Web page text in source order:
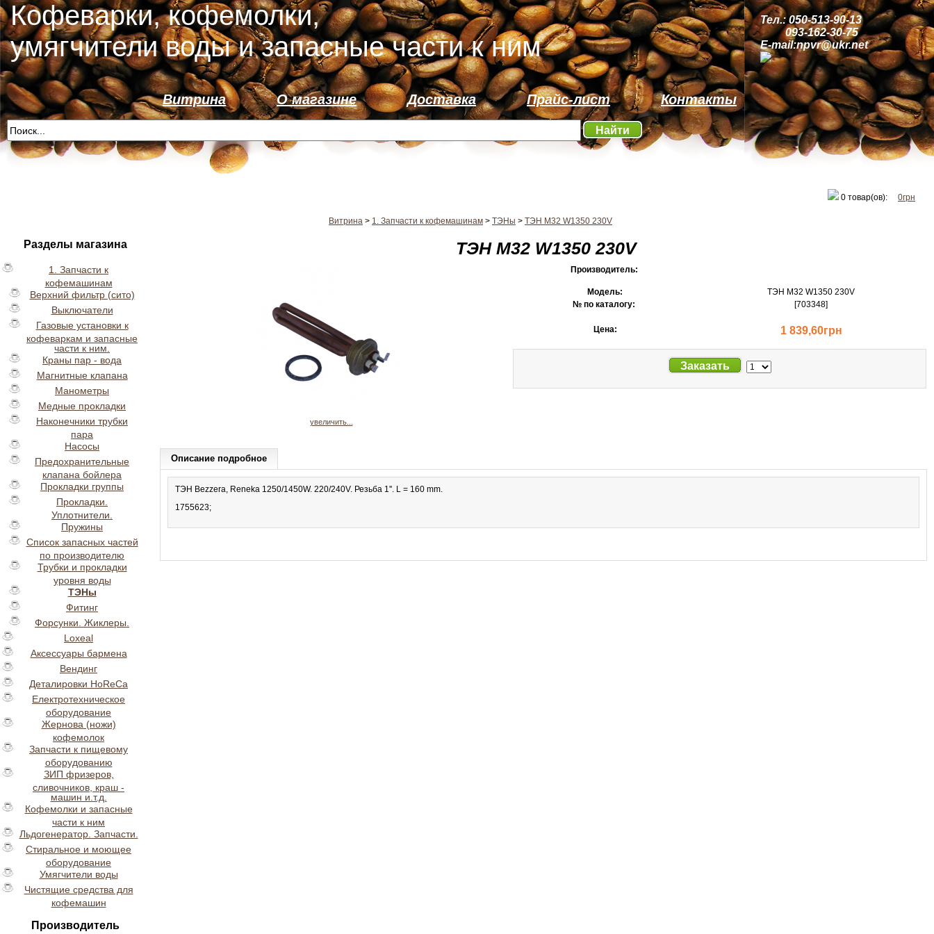
Кофеварки, кофемолки,
умягчители воды и запасные части к ним
Тел.: 050-513-90-13
093-162-30-75
E-mail:npvr@ukr.net
Витрина О магазине Доставка Прайс-лист Контакты
Найти
0 товар(ов): 0грн
Витрина > 1. Запчасти к кофемашинам > ТЭНы > ТЭН M32 W1350 230V
Разделы магазина
1. Запчасти к
кофемашинам
Верхний фильтр (сито)
Выключатели
Газовые установки к
кофеваркам и запасные
части к ним.
Краны пар - вода
Магнитные клапана
Манометры
Медные прокладки
Наконечники трубки
пара
Насосы
Предохранительные
клапана бойлера
Прокладки группы
Прокладки.
Уплотнители.
Пружины
Список запасных частей
по производителю
Трубки и прокладки
уровня воды
ТЭНы
Фитинг
Форсунки. Жиклеры.
Loxeal
Аксессуары бармена
Вендинг
Деталировки HoReCa
Електротехническое
оборудование
Жернова (ножи)
кофемолок
Запчасти к пищевому
оборудованию
ЗИП фризеров,
сливочников, краш -
машин и.т.д.
Кофемолки и запасные
части к ним
Льдогенератор. Запчасти.
Стиральное и моющее
оборудование
Умягчители воды
Чистящие средства для
кофемашин
Производитель
ТЭН M32 W1350 230V
увеличить...
Производитель:
Модель:
ТЭН M32 W1350 230V
№ по каталогу:
[703348]
Цена: 1 839,60грн
Заказать
Описание подробное
ТЭН Bezzera, Reneka 1250/1450W. 220/240V. Резьба 1''. L = 160 mm.
1755623;